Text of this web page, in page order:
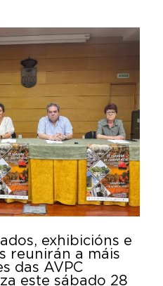
exhibicións e
reunirán a máis
das AVPC
este sábado 28